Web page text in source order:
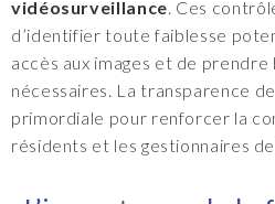
vidéosurveillance . Ces
d’identifier toute faiblesse
accès aux images et de
nécessaires. La transparence
primordiale pour renforcer la
résidents et les gestionnaires